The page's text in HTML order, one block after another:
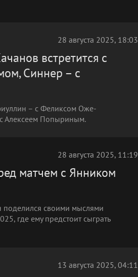
28 августа 2025, 18:03
встретится с
Синнер – с
– с Феликсом Оже-
Алексеем Попыриным.
28 августа 2025, 11:19
матчем с Янником
поделился своими мыслями
где ему предстоит сыграть
13 августа 2025, 04:11